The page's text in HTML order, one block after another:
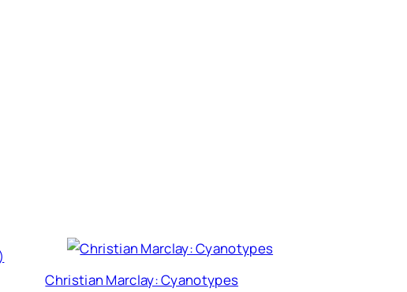
Christian Marclay: Cyanotypes